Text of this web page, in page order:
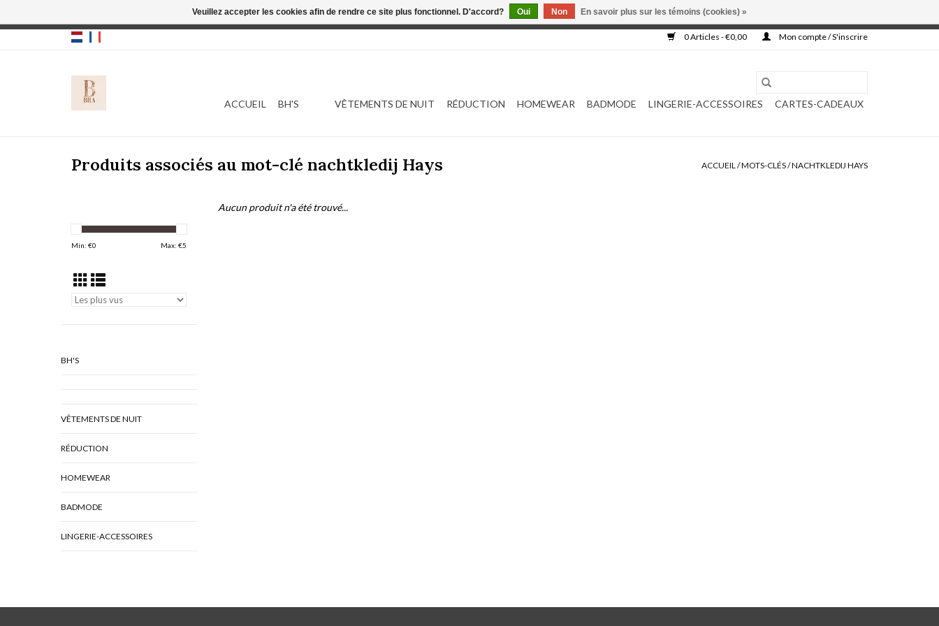
0 Articles - €0,00 Mon compte / S'inscrire
ACCUEIL BH'S VÊTEMENTS DE NUIT RÉDUCTION HOMEWEAR BADMODE LINGERIE-ACCESSOIRES CARTES-CADEAUX
Produits associés au mot-clé nachtkledij Hays ACCUEIL/MOTS-CLÉS/NACHTKLEDIJ HAYS
Min: €0 Max: €5
BH'S
VÊTEMENTS DE NUIT
RÉDUCTION
HOMEWEAR
BADMODE
LINGERIE-ACCESSOIRES
Aucun produit n'a été trouvé...
Veuillez accepter les cookies afin de rendre ce site plus fonctionnel. D'accord? Oui Non En savoir plus sur les témoins (cookies) »
Cette boutique est en construction. Toute commande passée ne sera ni traitée, ni complétée.